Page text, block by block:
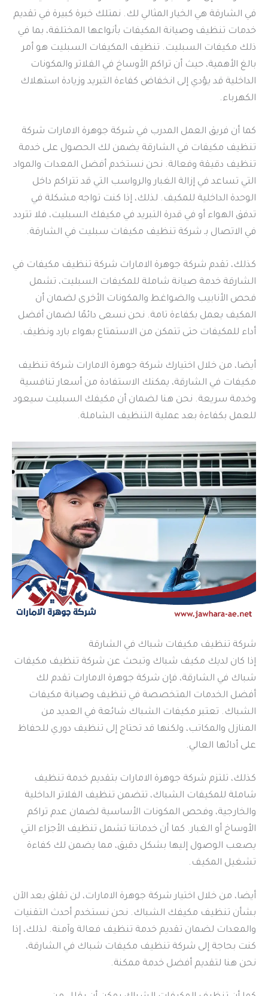
في الشارقة هي الخيار المثالي لك. نمتلك خبرة كبيرة في تقديم
خدمات تنظيف وصيانة المكيفات بأنواعها المختلفة، بما في
ذلك مكيفات السبليت. تنظيف المكيفات السبليت هو أمر
بالغ الأهمية، حيث أن تراكم الأوساخ في الفلاتر والمكونات
الداخلية قد يؤدي إلى انخفاض كفاءة التبريد وزيادة استهلاك
الكهرباء.
كما أن فريق العمل المدرب في شركة جوهرة الامارات شركة
تنظيف مكيفات في الشارقة يضمن لك الحصول على خدمة
تنظيف دقيقة وفعالة. نحن نستخدم أفضل المعدات والمواد
التي تساعد في إزالة الغبار والرواسب التي قد تتراكم داخل
الوحدة الداخلية للمكيف. لذلك، إذا كنت تواجه مشكلة في
تدفق الهواء أو في قدرة التبريد في مكيفك السبليت، فلا تتردد
في الاتصال بـ شركة تنظيف مكيفات سبليت في الشارقة.
كذلك، تقدم شركة جوهرة الامارات شركة تنظيف مكيفات في
الشارقة خدمة صيانة شاملة للمكيفات السبليت، تشمل
فحص الأنابيب والضواغط والمكونات الأخرى لضمان أن
المكيف يعمل بكفاءة تامة. نحن نسعى دائمًا لضمان أفضل
أداء للمكيفات حتى تتمكن من الاستمتاع بهواء بارد ونظيف.
أيضا، من خلال اختيارك شركة جوهرة الامارات شركة تنظيف
مكيفات في الشارقة، يمكنك الاستفادة من أسعار تنافسية
وخدمة سريعة. نحن هنا لضمان أن مكيفك السبليت سيعود
للعمل بكفاءة بعد عملية التنظيف الشاملة.
شركة تنظيف مكيفات شباك في الشارقة
إذا كان لديك مكيف شباك وتبحث عن شركة تنظيف مكيفات
شباك في الشارقة، فإن شركة جوهرة الامارات تقدم لك
أفضل الخدمات المتخصصة في تنظيف وصيانة مكيفات
الشباك. تعتبر مكيفات الشباك شائعة في العديد من
المنازل والمكاتب، ولكنها قد تحتاج إلى تنظيف دوري للحفاظ
على أدائها العالي.
كذلك، تلتزم شركة جوهرة الامارات بتقديم خدمة تنظيف
شاملة للمكيفات الشباك، تتضمن تنظيف الفلاتر الداخلية
والخارجية، وفحص المكونات الأساسية لضمان عدم تراكم
الأوساخ أو الغبار. كما أن خدماتنا تشمل تنظيف الأجزاء التي
يصعب الوصول إليها بشكل دقيق، مما يضمن لك كفاءة
تشغيل المكيف.
أيضا، من خلال اختيار شركة جوهرة الامارات، لن تقلق بعد الآن
بشأن تنظيف مكيفك الشباك. نحن نستخدم أحدث التقنيات
والمعدات لضمان تقديم خدمة تنظيف فعالة وآمنة. لذلك، إذا
كنت بحاجة إلى شركة تنظيف مكيفات شباك في الشارقة،
نحن هنا لتقديم أفضل خدمة ممكنة.